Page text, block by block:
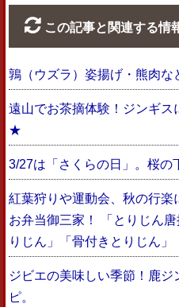
この記事と関連する情
鶉（ウズラ）姿揚げ・熊肉な
遠山でお茶摘体験！ジンギス
★
3/27は「さくらの日」。桜の
紅葉狩りや運動会、秋の行
お弁当御三家！ 「とりじん
りじん」「骨付きとりじん」
ジビエの美味しい季節！鹿
ピ。